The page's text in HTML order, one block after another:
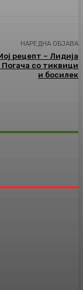
НАРЕДНА ОБЈАВА
рецепт – Лидија
Погача со тиквици
и босилек